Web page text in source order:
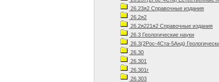
26.23я2 Справочные издания
26.2я2
26.2я221я2 Справочные издания
26.3 Геологические науки
26.3(2Рос-4Ста-5Анд)
26.30
26.301
26.301г
26.303